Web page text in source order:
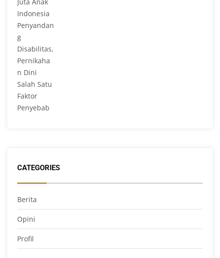
CATEGORIES
Berita
Opini
Profil